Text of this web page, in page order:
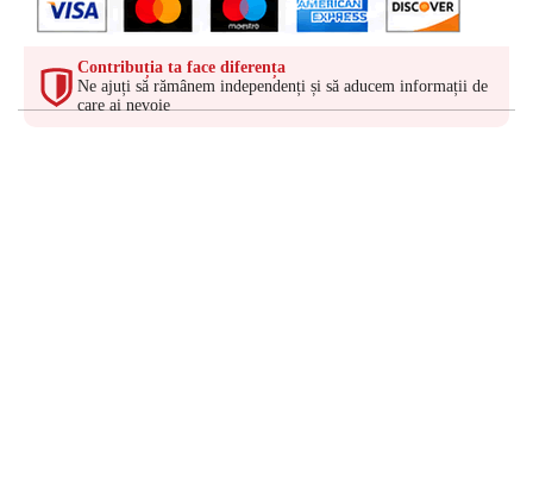
Contribuția ta face diferența
Ne ajuți să rămânem independenți și să aducem informații de
care ai nevoie